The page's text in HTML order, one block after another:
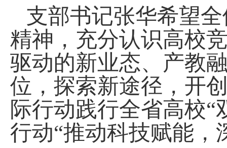
支部书记张华希望
精神，充分认识高校
驱动的新业态、产教
位，探索新途径，开
际行动践行全省高校“
行动“推动科技赋能，